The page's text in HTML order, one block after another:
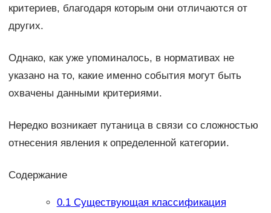
критериев, благодаря которым они отличаются от
других.
Однако, как уже упоминалось, в нормативах не
указано на то, какие именно события могут быть
охвачены данными критериями.
Нередко возникает путаница в связи со сложностью
отнесения явления к определенной категории.
Содержание
0.1Существующая классификация